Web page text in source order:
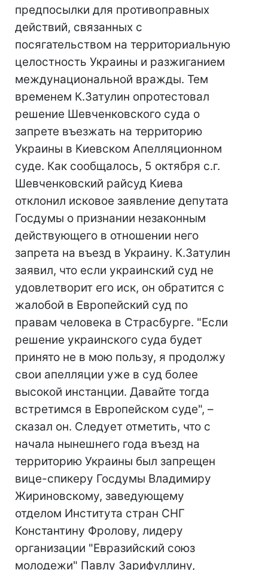
предпосылки для противоправных
действий, связанных с
посягательством на территориальную
целостность Украины и разжиганием
междунациональной вражды. Тем
временем К.Затулин опротестовал
решение Шевченковского суда о
запрете въезжать на территорию
Украины в Киевском Апелляционном
суде. Как сообщалось, 5 октября с.г.
Шевченковский райсуд Киева
отклонил исковое заявление депутата
Госдумы о признании незаконным
действующего в отношении него
запрета на въезд в Украину. К.Затулин
заявил, что если украинский суд не
удовлетворит его иск, он обратится с
жалобой в Европейский суд по
правам человека в Страсбурге. "Если
решение украинского суда будет
принято не в мою пользу, я продолжу
свои апелляции уже в суд более
высокой инстанции. Давайте тогда
встретимся в Европейском суде", –
сказал он. Следует отметить, что с
начала нынешнего года въезд на
территорию Украины был запрещен
вице-спикеру Госдумы Владимиру
Жириновскому, заведующему
отделом Института стран СНГ
Константину Фролову, лидеру
организации "Евразийский союз
молодежи" Павлу Зарифуллину,